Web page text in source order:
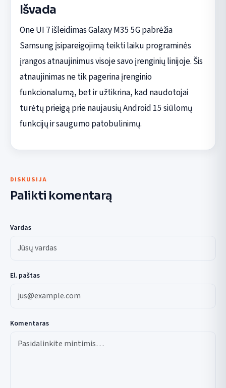
Išvada
One UI 7 išleidimas Galaxy M35 5G pabrėžia
Samsung įsipareigojimą teikti laiku programinės
įrangos atnaujinimus visoje savo įrenginių linijoje. Šis
atnaujinimas ne tik pagerina įrenginio
funkcionalumą, bet ir užtikrina, kad naudotojai
turėtų prieigą prie naujausių Android 15 siūlomų
funkcijų ir saugumo patobulinimų.
DISKUSIJA
Palikti komentarą
Vardas
El. paštas
Komentaras